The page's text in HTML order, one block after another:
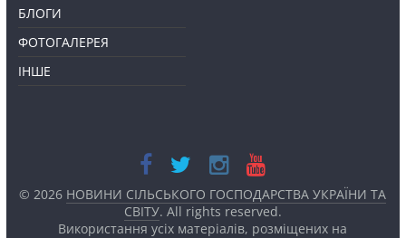
БЛОГИ
ФОТОГАЛЕРЕЯ
ІНШЕ
© 2026 НОВИНИ СІЛЬСЬКОГО ГОСПОДАРСТВА УКРАЇНИ ТА
СВІТУ. All rights reserved.
Використання усіх матеріалів, розміщених на